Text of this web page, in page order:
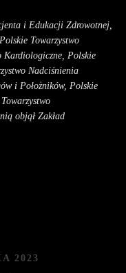
i Edukacji Zdrowotnej,
Towarzystwo
Kardiologiczne, Polskie
Nadciśnienia
i Położników, Polskie
objął Zakład
2023